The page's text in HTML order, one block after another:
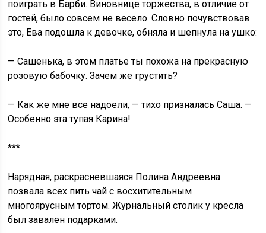
поиграть в Барби. Виновнице торжества, в отличие от
гостей, было совсем не весело. Словно почувствовав
это, Ева подошла к девочке, обняла и шепнула на ушко:
— Сашенька, в этом платье ты похожа на прекрасную
розовую бабочку. Зачем же грустить?
— Как же мне все надоели, — тихо призналась Саша. —
Особенно эта тупая Карина!
***
Нарядная, раскрасневшаяся Полина Андреевна
позвала всех пить чай с восхитительным
многоярусным тортом. Журнальный столик у кресла
был завален подарками.